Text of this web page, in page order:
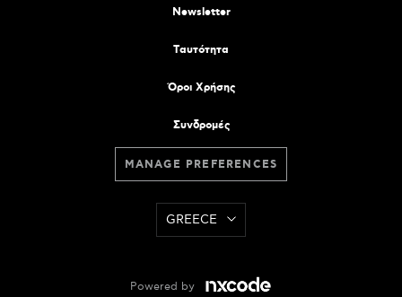
Newsletter
Tαυτότητα
Όροι Χρήσης
Συνδρομές
MANAGE PREFERENCES
GREECE
Powered by